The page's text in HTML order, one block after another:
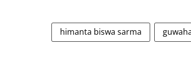
himanta biswa sarma